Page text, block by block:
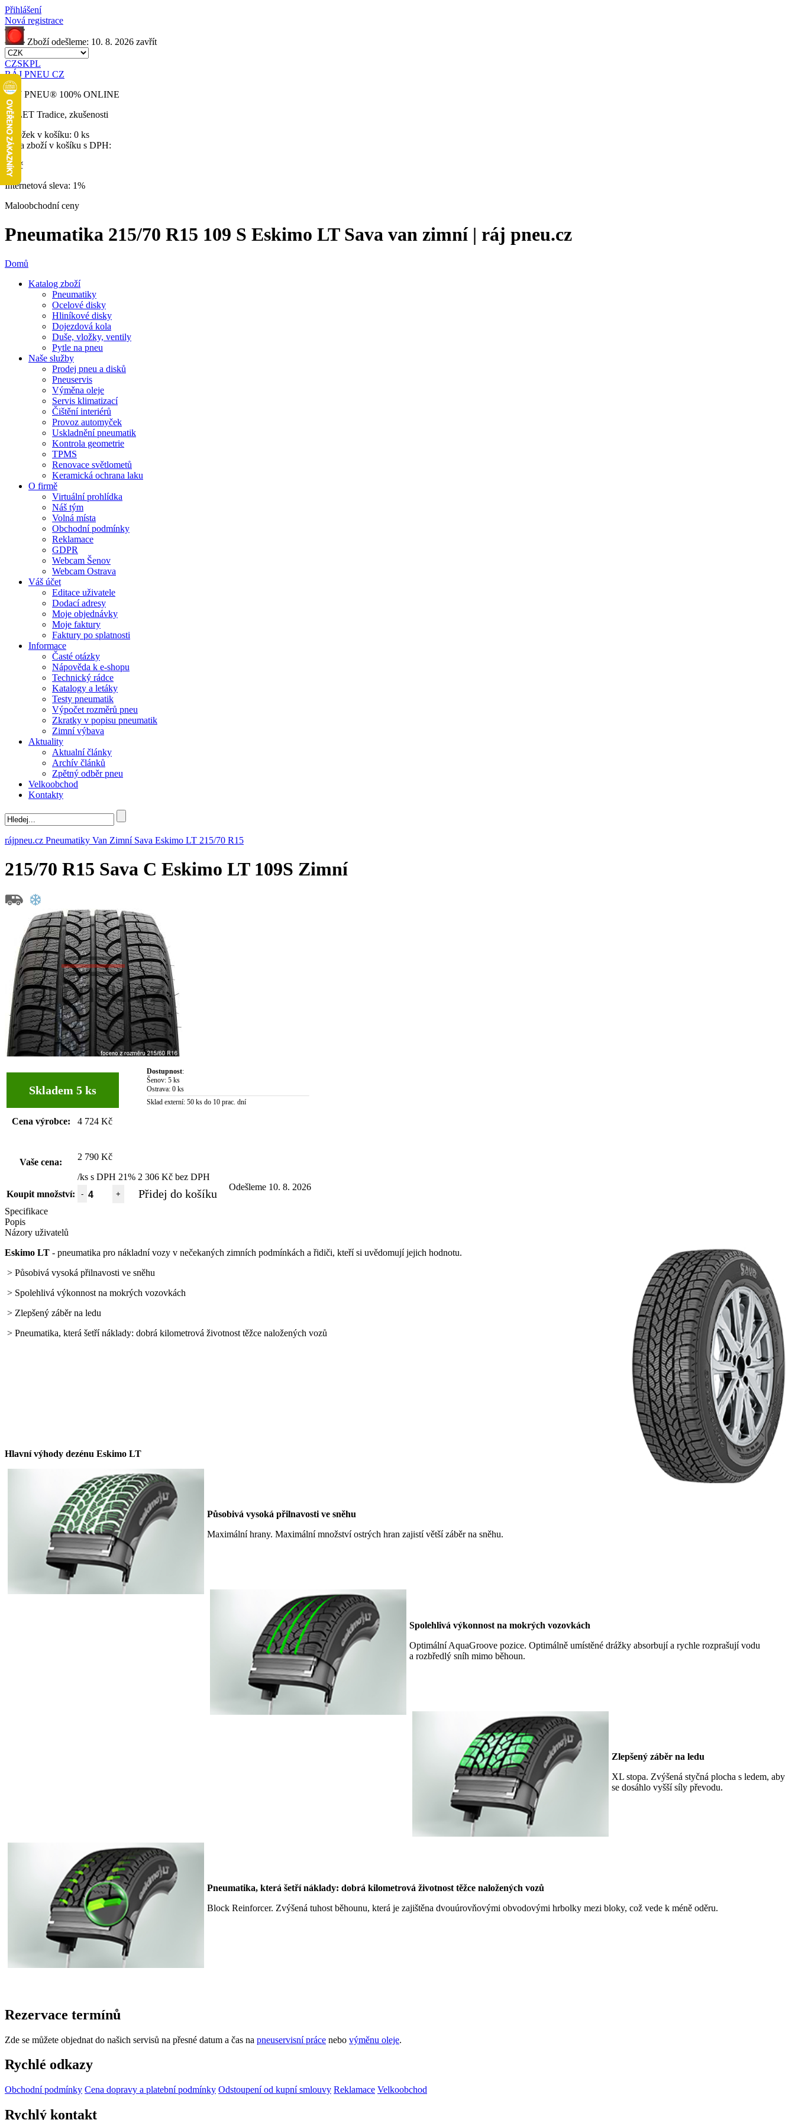
Přihlášení
Nová registrace
Zboží odešleme: 10. 8. 2026 zavřít
CZSKPL
RÁJ PNEU CZ
RÁJ PNEU® 100% ONLINE
32 LET Tradice, zkušenosti
Položek v košíku: 0 ks
Cena zboží v košíku s DPH:
0 Kč
Internetová sleva: 1%
Maloobchodní ceny
Pneumatika 215/70 R15 109 S Eskimo LT Sava van zimní | ráj pneu.cz
Domů
Katalog zboží
Pneumatiky
Ocelové disky
Hliníkové disky
Dojezdová kola
Duše, vložky, ventily
Pytle na pneu
Naše služby
Prodej pneu a disků
Pneuservis
Výměna oleje
Servis klimatizací
Čištění interiérů
Provoz automyček
Uskladnění pneumatik
Kontrola geometrie
TPMS
Renovace světlometů
Keramická ochrana laku
O firmě
Virtuální prohlídka
Náš tým
Volná místa
Obchodní podmínky
Reklamace
GDPR
Webcam Šenov
Webcam Ostrava
Váš účet
Editace uživatele
Dodací adresy
Moje objednávky
Moje faktury
Faktury po splatnosti
Informace
Časté otázky
Nápověda k e-shopu
Technický rádce
Katalogy a letáky
Testy pneumatik
Výpočet rozměrů pneu
Zkratky v popisu pneumatik
Zimní výbava
Aktuality
Aktualní články
Archív článků
Zpětný odběr pneu
Velkoobchod
Kontakty
rájpneu.cz Pneumatiky Van Zimní Sava Eskimo LT 215/70 R15
215/70 R15 Sava C Eskimo LT 109S Zimní
Skladem 5 ks
Dostupnost:
Šenov: 5 ks
Ostrava: 0 ks
Sklad externí: 50 ks do 10 prac. dní
Cena výrobce: 4 724 Kč
Vaše cena:
2 790 Kč
/ks s DPH 21% 2 306 Kč bez DPH
Koupit množství:
Odešleme 10. 8. 2026
- + Přidej do košíku
Specifikace
Popis
Názory uživatelů
Eskimo LT - pneumatika pro nákladní vozy v nečekaných zimních podmínkách a řidiči, kteří si uvědomují jejich hodnotu.
> Působivá vysoká přilnavosti ve sněhu
> Spolehlivá výkonnost na mokrých vozovkách
> Zlepšený záběr na ledu
> Pneumatika, která šetří náklady: dobrá kilometrová životnost těžce naložených vozů
Hlavní výhody dezénu Eskimo LT
Působivá vysoká přilnavosti ve sněhu
Maximální hrany. Maximální množství ostrých hran zajistí větší záběr na sněhu.
Spolehlivá výkonnost na mokrých vozovkách
Optimální AquaGroove pozice. Optimálně umístěné drážky absorbují a rychle rozprašují vodu
a rozbředlý sníh mimo běhoun.
Zlepšený záběr na ledu
XL stopa. Zvýšená styčná plocha s ledem, aby
se dosáhlo vyšší síly převodu.
Pneumatika, která šetří náklady: dobrá kilometrová životnost těžce naložených vozů
Block Reinforcer. Zvýšená tuhost běhounu, která je zajištěna dvouúrovňovými obvodovými hrbolky mezi bloky, což vede k méně oděru.
Rezervace termínů
Zde se můžete objednat do našich servisů na přesné datum a čas na pneuservisní práce nebo výměnu oleje.
Rychlé odkazy
Obchodní podmínky Cena dopravy a platební podmínky Odstoupení od kupní smlouvy Reklamace Velkoobchod
Rychlý kontakt